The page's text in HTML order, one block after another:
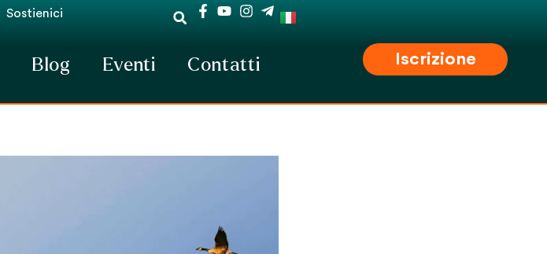
Sostienici
Blog Eventi Contatti Iscrizione